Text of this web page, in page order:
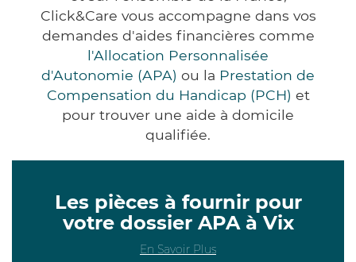
Click&Care vous accompagne dans vos
demandes d'aides financières comme
l'Allocation Personnalisée
d'Autonomie (APA) ou la Prestation de
Compensation du Handicap (PCH) et
pour trouver une aide à domicile
qualifiée.
Les pièces à fournir pour
votre dossier APA à Vix
En Savoir Plus